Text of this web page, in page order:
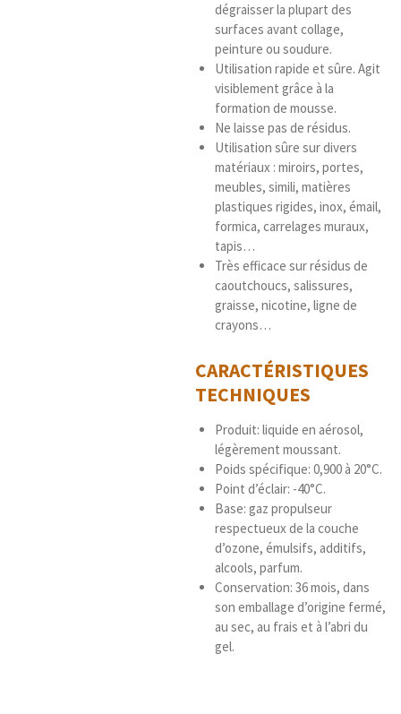
dégraisser la plupart des
surfaces avant collage,
peinture ou soudure.
Utilisation rapide et sûre. Agit
visiblement grâce à la
formation de mousse.
Ne laisse pas de résidus.
Utilisation sûre sur divers
matériaux : miroirs, portes,
meubles, simili, matières
plastiques rigides, inox, émail,
formica, carrelages muraux,
tapis…
Très efficace sur résidus de
caoutchoucs, salissures,
graisse, nicotine, ligne de
crayons…
CARACTÉRISTIQUES
TECHNIQUES
Produit: liquide en aérosol,
légèrement moussant.
Poids spécifique: 0,900 à 20°C.
Point d’éclair: -40°C.
Base: gaz propulseur
respectueux de la couche
d’ozone, émulsifs, additifs,
alcools, parfum.
Conservation: 36 mois, dans
son emballage d’origine fermé,
au sec, au frais et à l’abri du
gel.